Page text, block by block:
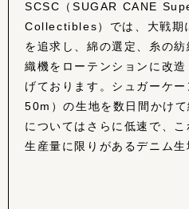
SCSC（SUGAR CANE
Collectibles）では、大戦期
を追求し、綿の選定、糸の
織機をローテンションに改
げております。シュガーケ
50m）の生地を数日間かけ
についてはさらに低速で、
生産量に限りがあるデニム生